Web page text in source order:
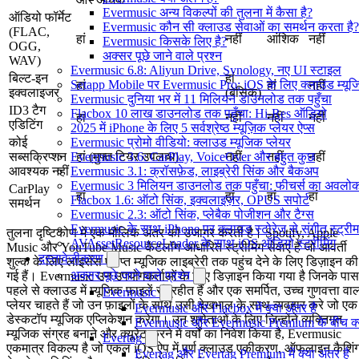
Evermusic अन्य विकल्पों की तुलना में कैसा है?
Evermusic कौन सी क्लाउड सेवाओं का समर्थन करता है?
Evermusic किसके लिए है?
अक्सर पूछे जाने वाले प्रश्न
Evermusic 6.8: Aliyun Drive, Synology, नए UI स्टाइल
Setapp Mobile पर Evermusic Pro: iOS के लिए क्लाउड
Evermusic दुनिया भर में 11 मिलियन डाउनलोड तक पहुँचा
Flacbox 10 लाख डाउनलोड तक पहुँचा: Hi-Res ऑडियो
2025 में iPhone के लिए 5 सर्वश्रेष्ठ म्यूज़िक प्लेयर ऐप्स
Evermusic प्रोमो वीडियो: क्लाउड म्यूजिक प्लेयर
Evermusic 3.6: CarPlay, VoiceOver और बहुत कुछ
Evermusic 3.1: क्रॉसफ़ेड, लाइब्रेरी सिंक और बैकअप
Evermusic 3 मिलियन डाउनलोड तक पहुँचा: फीचर्स का
Flacbox 1.6: ऑटो सिंक, इक्वलाइज़र, OPUS सपोर्ट
Evermusic 2.3: ऑटो सिंक, प्लेबैक पोजीशन और टैग्स
Evermusic के साथ iPhone पर क्लाउड स्टोरेज से संगीत
AVAssetResourceLoader के साथ iOS ऑडियो स्ट्रीमिंग
दस्तावेज़ीकरण
अक्सर पूछे जाने वाले प्रश्न
Evermusic
Evermusic और Flacbox में क्या अंतर है
Evermusic और Evermusic Premium के बीच
Evertag
Evertag और Evertag Premium में क्या अंतर है
ऑडियो फॉर्मेट
(FLAC,
OGG,
WAV)
हां नहीं आंशिक नहीं
बिल्ट-इन
इक्वलाइजर
हां
हां
(बेसिक)
हां
नहीं
ID3 टैग
एडिटिंग
हां नहीं नहीं
नहीं
कोई
सब्सक्रिप्शन
आवश्यक नहीं
हां (मुफ्त टियर उपलब्ध) नहीं नहीं नहीं
CarPlay
समर्थन
हां हां हां हां
तुलना दृष्टिकोण में एक मौलिक अंतर को उजागर करती है। Spotify, Apple
Music और YouTube Music कैटलॉग-आधारित स्ट्रीमिंग सेवाएं हैं जो आवर्ती
शुल्क के लिए लाइसेंस प्राप्त म्यूजिक लाइब्रेरी तक पहुंच देने के लिए डिज़ाइन की
गई हैं। Evermusic उन उपयोगकर्ताओं के लिए डिज़ाइन किया गया है जिनके पास
पहले से क्लाउड में म्यूजिक फ़ाइलें संग्रहीत हैं और एक समर्पित, उच्च गुणवत्ता
प्लेयर चाहते हैं जो उन फ़ाइलों के साथ उसी देखभाल के साथ व्यवहार करे जो एक
डेस्कटॉप म्यूजिक एप्लिकेशन करेगा। उन श्रोताओं के लिए जिन्होंने व्यक्तिगत
म्यूजिक संग्रह बनाने और क्यूरेट करने में वर्षों का निवेश किया है, Evermusic
एकमात्र विकल्प है जो एकल iOS ऐप में पूर्ण क्लाउड एकीकरण, ऑफलाइन